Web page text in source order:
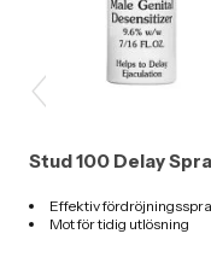
Stud 100 Delay
Effektiv
Mot för tidig utlösning